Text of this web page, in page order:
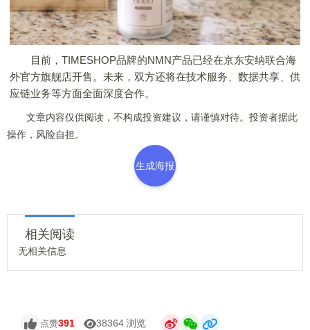
目前，TIMESHOP品牌的NMN产品已经在京东安纳联合海
外官方旗舰店开售。未来，双方还将在技术服务、数据共享、供
应链业务等方面全面深度合作。
文章内容仅供阅读，不构成投资建议，请谨慎对待。投资者据此
操作，风险自担。
生成海报
相关阅读
无相关信息
点赞391 38364 浏览